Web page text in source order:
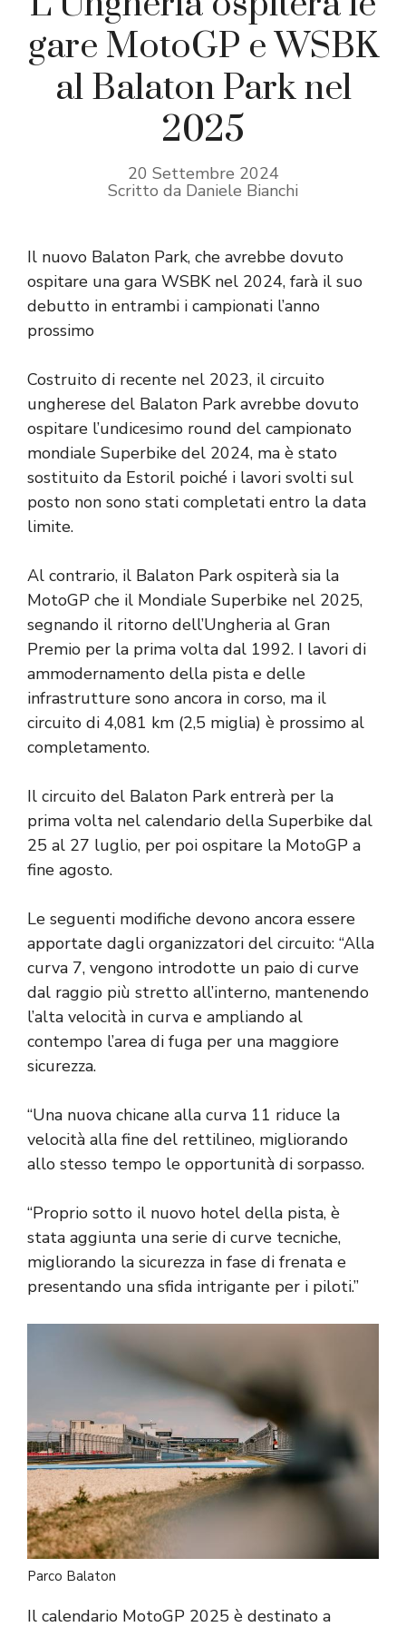
gare MotoGP e WSBK
al Balaton Park nel
2025
20 Settembre 2024
Scritto da Daniele Bianchi
Il nuovo Balaton Park, che avrebbe dovuto
ospitare una gara WSBK nel 2024, farà il suo
debutto in entrambi i campionati l’anno
prossimo
Costruito di recente nel 2023, il circuito
ungherese del Balaton Park avrebbe dovuto
ospitare l’undicesimo round del campionato
mondiale Superbike del 2024, ma è stato
sostituito da Estoril poiché i lavori svolti sul
posto non sono stati completati entro la data
limite.
Al contrario, il Balaton Park ospiterà sia la
MotoGP che il Mondiale Superbike nel 2025,
segnando il ritorno dell’Ungheria al Gran
Premio per la prima volta dal 1992. I lavori di
ammodernamento della pista e delle
infrastrutture sono ancora in corso, ma il
circuito di 4,081 km (2,5 miglia) è prossimo al
completamento.
Il circuito del Balaton Park entrerà per la
prima volta nel calendario della Superbike dal
25 al 27 luglio, per poi ospitare la MotoGP a
fine agosto.
Le seguenti modifiche devono ancora essere
apportate dagli organizzatori del circuito: “Alla
curva 7, vengono introdotte un paio di curve
dal raggio più stretto all’interno, mantenendo
l’alta velocità in curva e ampliando al
contempo l’area di fuga per una maggiore
sicurezza.
“Una nuova chicane alla curva 11 riduce la
velocità alla fine del rettilineo, migliorando
allo stesso tempo le opportunità di sorpasso.
“Proprio sotto il nuovo hotel della pista, è
stata aggiunta una serie di curve tecniche,
migliorando la sicurezza in fase di frenata e
presentando una sfida intrigante per i piloti.”
Parco Balaton
Il calendario MotoGP 2025 è destinato a